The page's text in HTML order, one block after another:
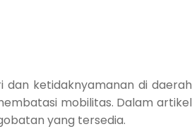
dan ketidaknyamanan di daerah
mobilitas. Dalam artikel
yang tersedia.